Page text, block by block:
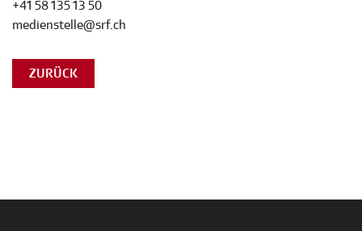
+41 58 135 13 50
medienstelle@srf.ch
ZURÜCK